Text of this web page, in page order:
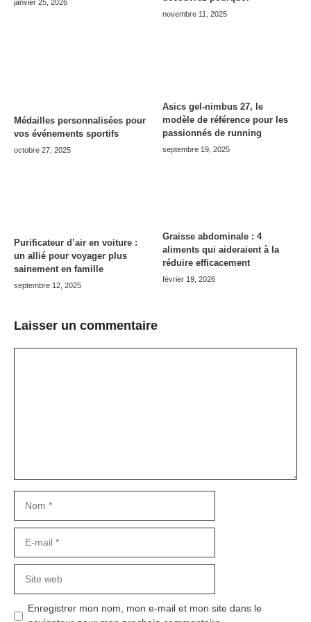
janvier 25, 2026
novembre 11, 2025
Médailles personnalisées pour
vos événements sportifs
octobre 27, 2025
Asics gel-nimbus 27, le
modèle de référence pour les
passionnés de running
septembre 19, 2025
Purificateur d’air en voiture :
un allié pour voyager plus
sainement en famille
septembre 12, 2025
Graisse abdominale : 4
aliments qui aideraient à la
réduire efficacement
février 19, 2026
Laisser un commentaire
mail
web
Enregistrer mon nom, mon e-mail et mon site dans le